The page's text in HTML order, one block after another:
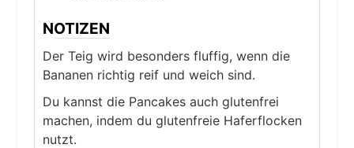
NOTIZEN
Der Teig wird besonders fluffig, wenn die
Bananen richtig reif und weich sind.
Du kannst die Pancakes auch glutenfrei
machen, indem du glutenfreie Haferflocken
nutzt.